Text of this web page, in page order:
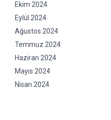
Ekim 2024
Eylül 2024
Ağustos 2024
Temmuz 2024
Haziran 2024
Mayıs 2024
Nisan 2024